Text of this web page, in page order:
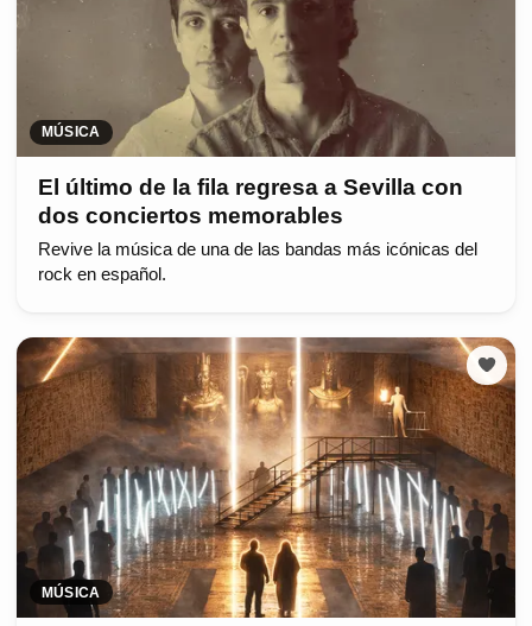
MÚSICA
El último de la fila regresa a Sevilla con
dos conciertos memorables
Revive la música de una de las bandas más icónicas del
rock en español.
MÚSICA